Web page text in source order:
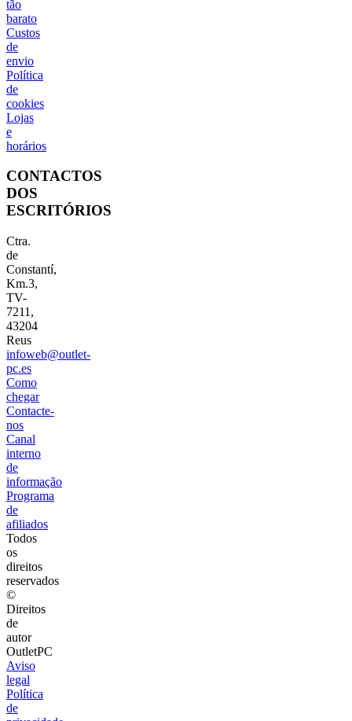
tão
barato
Custos
de
envio
Política
de
cookies
Lojas
e
horários
CONTACTOS
DOS
ESCRITÓRIOS
Ctra.
de
Constantí,
Km.3,
TV-
7211,
43204
Reus
infoweb@outlet-
pc.es
Como
chegar
Contacte-
nos
Canal
interno
de
informação
Programa
de
afiliados
Todos
os
direitos
reservados
©
Direitos
de
autor
OutletPC
Aviso
legal
Política
de